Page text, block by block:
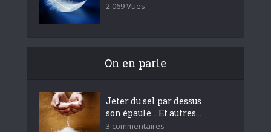
2 069 Vues
On en parle
Jeter du sel par dessus
son épaule… Et autres...
3 commentaires